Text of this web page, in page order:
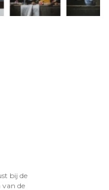
bij de
van de